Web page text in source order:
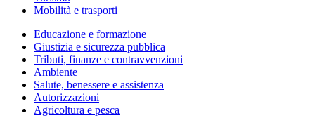
Mobilità e trasporti
Educazione e formazione
Giustizia e sicurezza pubblica
Tributi, finanze e contravvenzioni
Ambiente
Salute, benessere e assistenza
Autorizzazioni
Agricoltura e pesca